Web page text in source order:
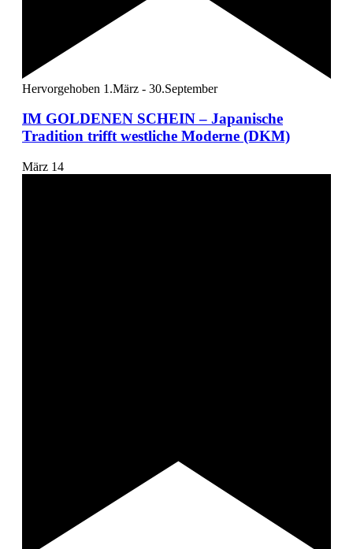
Hervorgehoben 1.März - 30.September
IM GOLDENEN SCHEIN – Japanische
Tradition trifft westliche Moderne (DKM)
März 14